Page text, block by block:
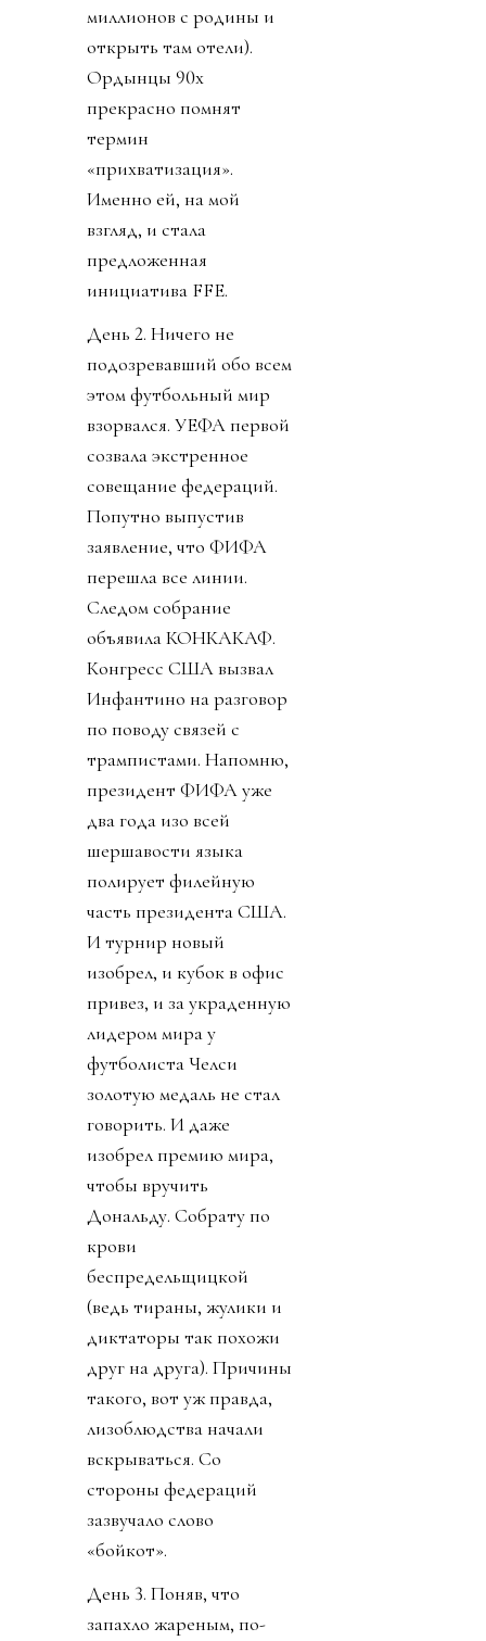
миллионов с родины и
открыть там отели).
Ордынцы 90х
прекрасно помнят
термин
«прихватизация».
Именно ей, на мой
взгляд, и стала
предложенная
инициатива FFE.
День 2. Ничего не
подозревавший обо всем
этом футбольный мир
взорвался. УЕФА первой
созвала экстренное
совещание федераций.
Попутно выпустив
заявление, что ФИФА
перешла все линии.
Следом собрание
объявила КОНКАКАФ.
Конгресс США вызвал
Инфантино на разговор
по поводу связей с
трампистами. Напомню,
президент ФИФА уже
два года изо всей
шершавости языка
полирует филейную
часть президента США.
И турнир новый
изобрел, и кубок в офис
привез, и за украденную
лидером мира у
футболиста Челси
золотую медаль не стал
говорить. И даже
изобрел премию мира,
чтобы вручить
Дональду. Собрату по
крови
беспредельщицкой
(ведь тираны, жулики и
диктаторы так похожи
друг на друга). Причины
такого, вот уж правда,
лизоблюдства начали
вскрываться. Со
стороны федераций
зазвучало слово
«бойкот».
День 3. Поняв, что
запахло жареным, по-